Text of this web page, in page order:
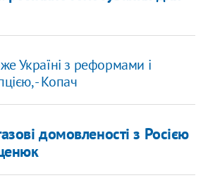
Україні з реформами і
- Копач
домовленості з Росією